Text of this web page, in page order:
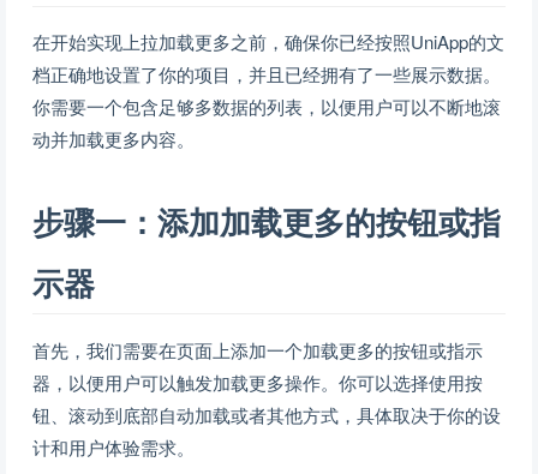
在开始实现上拉加载更多之前，确保你已经按照UniApp的文
档正确地设置了你的项目，并且已经拥有了一些展示数据。
你需要一个包含足够多数据的列表，以便用户可以不断地滚
动并加载更多内容。
步骤一：添加加载更多的按钮或指
示器
首先，我们需要在页面上添加一个加载更多的按钮或指示
器，以便用户可以触发加载更多操作。你可以选择使用按
钮、滚动到底部自动加载或者其他方式，具体取决于你的设
计和用户体验需求。